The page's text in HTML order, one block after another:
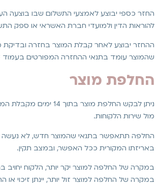
החזר כספי יבוצע לאמצעי התשלום שבו בוצעה
להוראות הדין ולמועדי חברת האשראי או ספק
ההחזר יבוצע לאחר קבלת המוצר בחזרה ובדיקת
שהמוצר עומד בתנאי ההחזרה המפורטים בעמוד
החלפת מוצר
ניתן לבקש החלפת מוצר בתוך
מול שירות הלקוחות.
החלפה תתאפשר בתנאי שהמוצר חדש, לא נעשה
באריזתו המקורית ככל האפשר, ובמצב תקין.
במקרה של החלפה למוצר יקר יותר, הלקוח יחויב
במקרה של החלפה למוצר זול יותר, יינתן זיכוי